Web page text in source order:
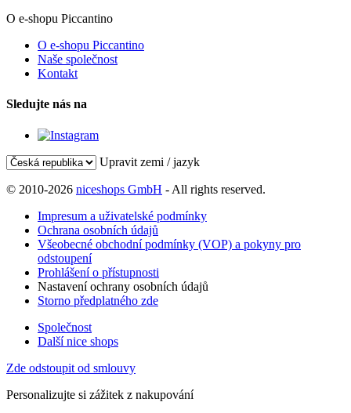
O e-shopu Piccantino
O e-shopu Piccantino
Naše společnost
Kontakt
Sledujte nás na
Upravit zemi / jazyk
© 2010-2026 niceshops GmbH - All rights reserved.
Impresum a uživatelské podmínky
Ochrana osobních údajů
Všeobecné obchodní podmínky (VOP) a pokyny pro
odstoupení
Prohlášení o přístupnosti
Nastavení ochrany osobních údajů
Storno předplatného zde
Společnost
Další nice shops
Zde odstoupit od smlouvy
Personalizujte si zážitek z nakupování